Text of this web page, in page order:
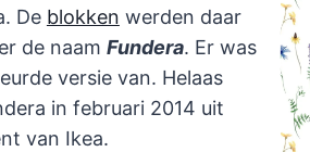
De blokken werden daar
de naam Fundera. Er was
versie van. Helaas
in februari 2014 uit
van Ikea.